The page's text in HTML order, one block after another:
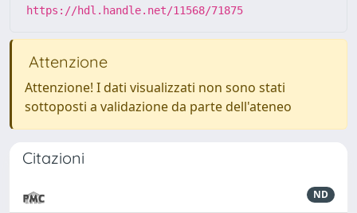
https://hdl.handle.net/11568/71875
Attenzione
Attenzione! I dati visualizzati non sono stati
sottoposti a validazione da parte dell'ateneo
Citazioni
ND